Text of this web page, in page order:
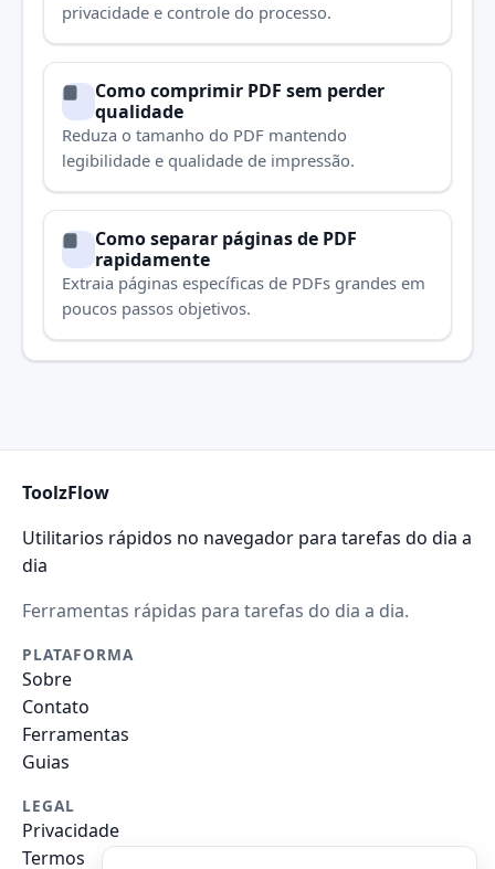
privacidade e controle do processo.
Como comprimir PDF sem perder
qualidade
Reduza o tamanho do PDF mantendo
legibilidade e qualidade de impressão.
Como separar páginas de PDF
rapidamente
Extraia páginas específicas de PDFs grandes em
poucos passos objetivos.
ToolzFlow
Utilitarios rápidos no navegador para tarefas do dia a
dia
Ferramentas rápidas para tarefas do dia a dia.
PLATAFORMA
Sobre
Contato
Ferramentas
Guias
LEGAL
Privacidade
Termos